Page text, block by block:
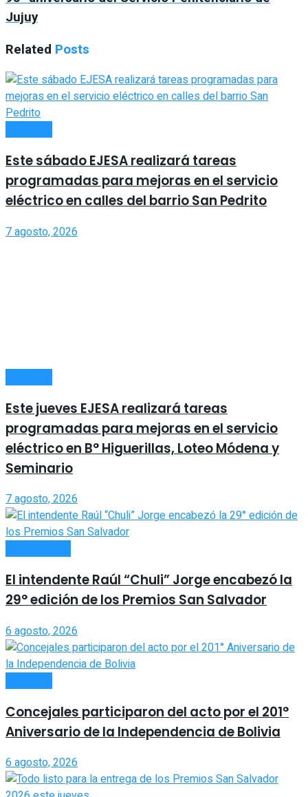
Jujuy
Related Posts
Este sábado EJESA realizará tareas
programadas para mejoras en el servicio
eléctrico en calles del barrio San Pedrito
7 agosto, 2026
Este jueves EJESA realizará tareas
programadas para mejoras en el servicio
eléctrico en B° Higuerillas, Loteo Módena y
Seminario
7 agosto, 2026
El intendente Raúl “Chuli” Jorge encabezó la
29° edición de los Premios San Salvador
6 agosto, 2026
Concejales participaron del acto por el 201°
Aniversario de la Independencia de Bolivia
6 agosto, 2026